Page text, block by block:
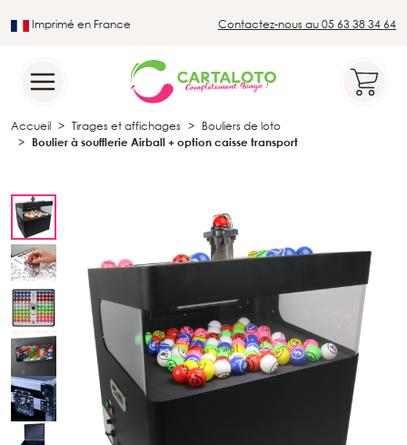
Imprimé en France Contactez-nous au 05 63 38 34 64
Accueil Tirages et affichages
Bouliers de loto
Boulier à soufflerie Airball + option caisse transport